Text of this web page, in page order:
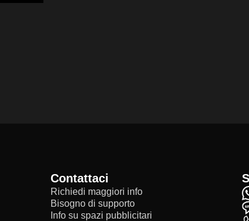
Contattaci
Richiedi maggiori info
Bisogno di supporto
Info su spazi pubblicitari